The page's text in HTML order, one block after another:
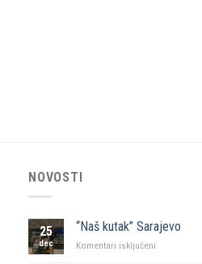
NOVOSTI
25
dec
“Naš kutak” Sarajevo
Komentari isključeni